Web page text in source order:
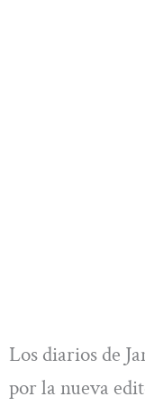
Los diarios de
por la nueva